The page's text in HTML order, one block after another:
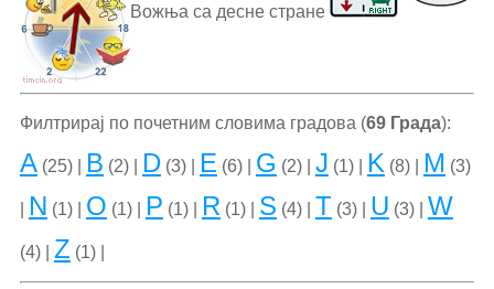
Вожња са десне стране
Филтрирај по почетним словима градова (69 Града):
A(25) | B (2) | D(3) | E (6) | G (2) | J (1) | K (8) | M (3)
N (1) | O (1) | P (1) | R (1) | S (4) | T (3) | U (3) | W
(4) | Z (1) |